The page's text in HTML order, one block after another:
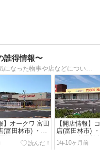
得情報〜
】オークワ 富田
(富田林市) ・あ
辺”に大型スー
ン
【開店情報】
店(富田林市)
ホール(富田林
南側にオープン
1年10ヶ月前